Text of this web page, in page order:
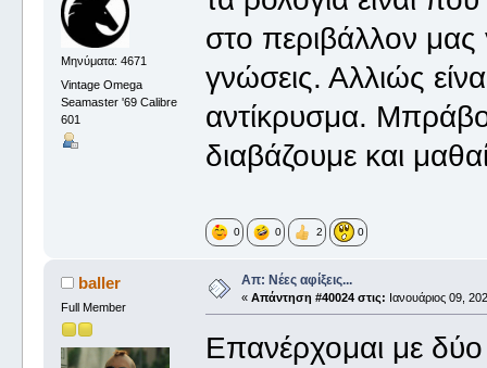
Μηνύματα: 4671
Vintage Omega
Seamaster '69 Calibre
601
στο περιβάλλον μας
γνώσεις. Αλλιώς
αντίκρυσμα.
διαβάζουμε και
0 0 2 0
baller
Full Member
Απ: Νέες αφίξεις...
« Απάντηση #40024 στις: Ιανουάριος 09,
Επανέρχομαι με